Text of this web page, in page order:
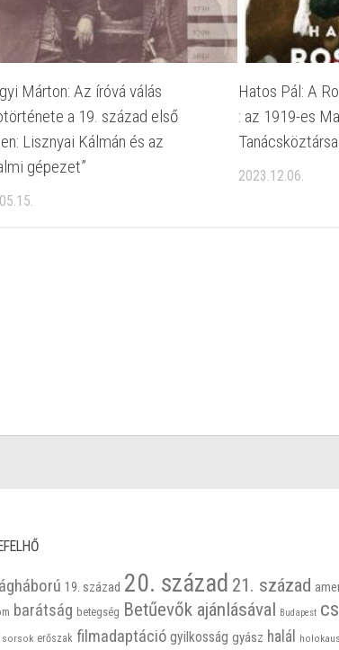
Márton: Az íróvá válás
a 19. század első
Lisznyai Kálmán és az
gépezet”
Hatos Pál: A
: az 1919-es
2023.12.06.
19. század 20. század 21. század
barátság betegség Betűevők ajánlásával Budapest
sorsok erőszak filmadaptáció gyilkosság gyász halál